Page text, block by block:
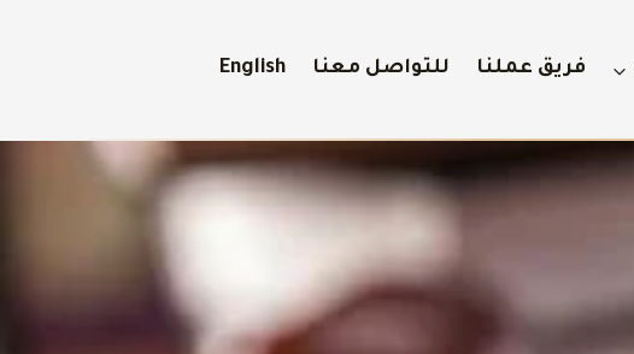
فريق عملنا للتواصل معنا English